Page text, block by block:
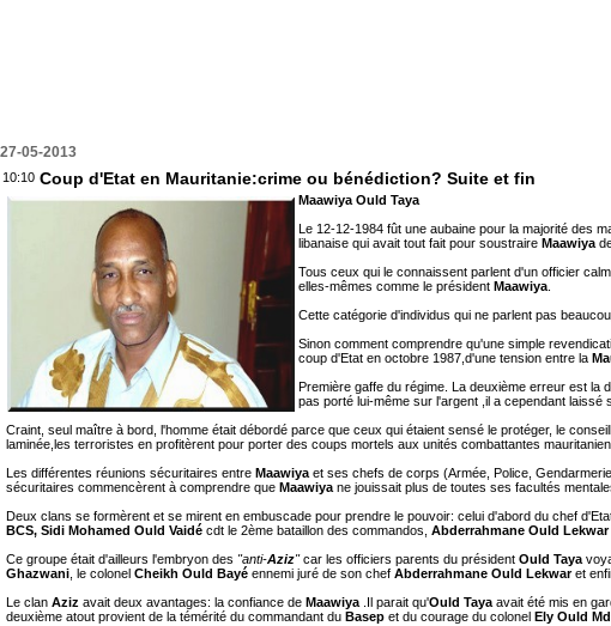
27-05-2013
10:10 Coup d'Etat en Mauritanie:crime ou bénédiction? Suite et fin
Maawiya Ould Taya
Le 12-12-1984 fût une aubaine pour la majorité des
libanaise qui avait tout fait pour soustraire Maawiya
Tous ceux qui le connaissent parlent d'un officier
elles-mêmes comme le président Maawiya.
Cette catégorie d'individus qui ne parlent pas
Sinon comment comprendre qu'une simple
coup d'Etat en octobre 1987,d'une tension entre la
Première gaffe du régime. La deuxième erreur est
pas porté lui-même sur l'argent ,il a cependant
Craint, seul maître à bord, l'homme était débordé parce que ceux qui étaient sensé le protéger, le
laminée,les terroristes en profitèrent pour porter des coups mortels aux unités combattantes
Les différentes réunions sécuritaires entre Maawiyaet ses chefs de corps (Armée, Police,
sécuritaires commencèrent à comprendre que Maawiyane jouissait plus de toutes ses facultés
Deux clans se formèrent et se mirent en embuscade pour prendre le pouvoir: celui d'abord du chef
BCS, Sidi Mohamed Ould Vaidé cdt le 2ème bataillon des commandos, Abderrahmane Ould Lekwar
Ce groupe était d'ailleurs l'embryon des "anti-Aziz"car les officiers parents du président Ould Taya
Ghazwani, le colonel Cheikh Ould Bayé ennemi juré de son chef Abderrahmane Ould Lekwaret
Le clan Aziz avait deux avantages: la confiance de Maawiya.Il parait qu'Ould Tayaavait été mis en
deuxième atout provient de la témérité du commandant du Basep et du courage du colonel Ely Ould Md